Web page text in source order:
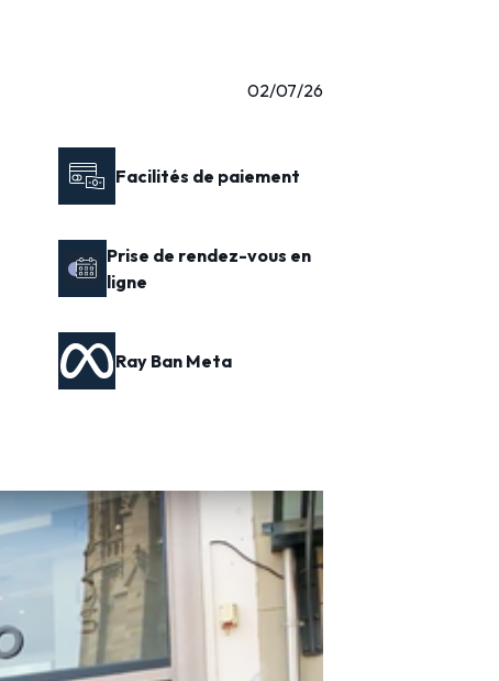
02/07/26
Facilités de paiement
Prise de rendez-vous en
ligne
Ray Ban Meta